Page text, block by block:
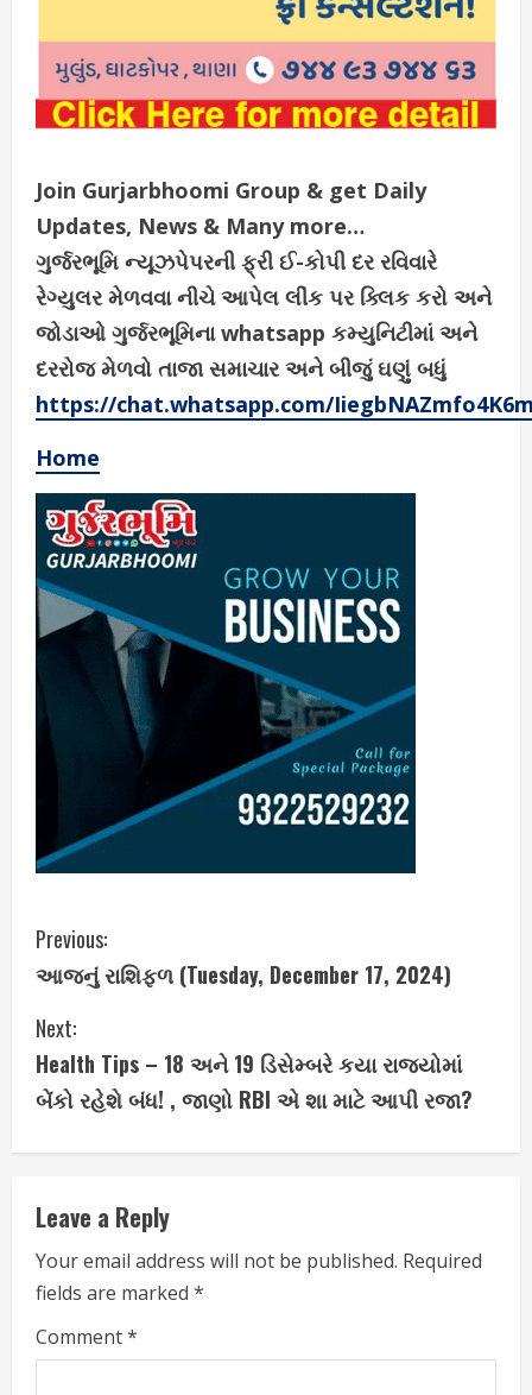
Join Gurjarbhoomi Group & get Daily
Updates, News & Many more…
ગુર્જરભૂમિ ન્યૂઝપેપરની ફ્રી ઈ-કોપી દર રવિવારે
રેગ્યુલર મેળવવા નીચે આપેલ લીંક પર ક્લિક કરો અને
જોડાઓ ગુર્જરભૂમિના whatsapp કમ્યુનિટીમાં અને
દરરોજ મેળવો તાજા સમાચાર અને બીજું ઘણું બધું
https://chat.whatsapp.com/
Home
C
o
n
t
i
n
u
e
R
Previous:
આજનું રાશિફળ (Tuesday, December 17, 2024)
Next:
Health Tips – 18 અને 19 ડિસેમ્બરે કયા રાજ્યોમાં
બેંકો રહેશે બંધ! , જાણો RBI એ શા માટે આપી રજા?
Leave a Reply
Your email address will not be published. Required
fields are marked *
Comment*